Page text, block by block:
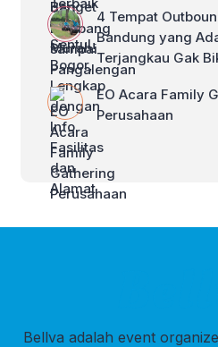
4 Tempat
Bandung yang
Terjangkau Gak
EO Acara Family
Perusahaan
Bellva adalah event